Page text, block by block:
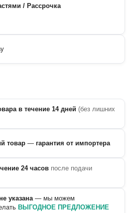
/ Рассрочка
в течение 14 дней (без лишних
товар — гарантия от импортера
24 часов после подачи
указана — мы можем
ВЫГОДНОЕ ПРЕДЛОЖЕНИЕ